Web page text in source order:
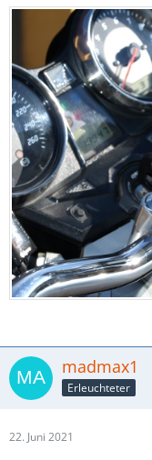
madmax1
Erleuchteter
22. Juni 2021